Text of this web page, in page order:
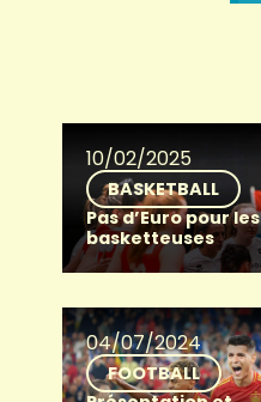
10/02/2025
BASKETBALL
Pas d’Euro pour les
basketteuses
04/07/2024
FOOTBALL